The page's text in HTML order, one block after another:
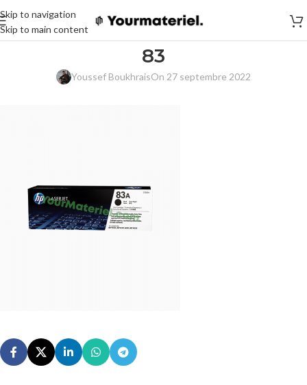
Skip to navigation
Skip to main content
83
Youssef BoukhraisOn 27 septembre 2022